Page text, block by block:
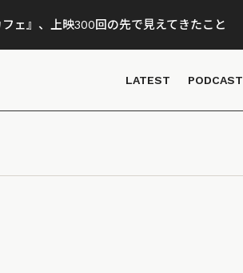
ェ』、上映300回の先で見えてきたこと
LATEST PODCAST